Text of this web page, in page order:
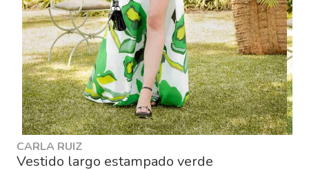
CARLA RUIZ
Vestido largo estampado verde